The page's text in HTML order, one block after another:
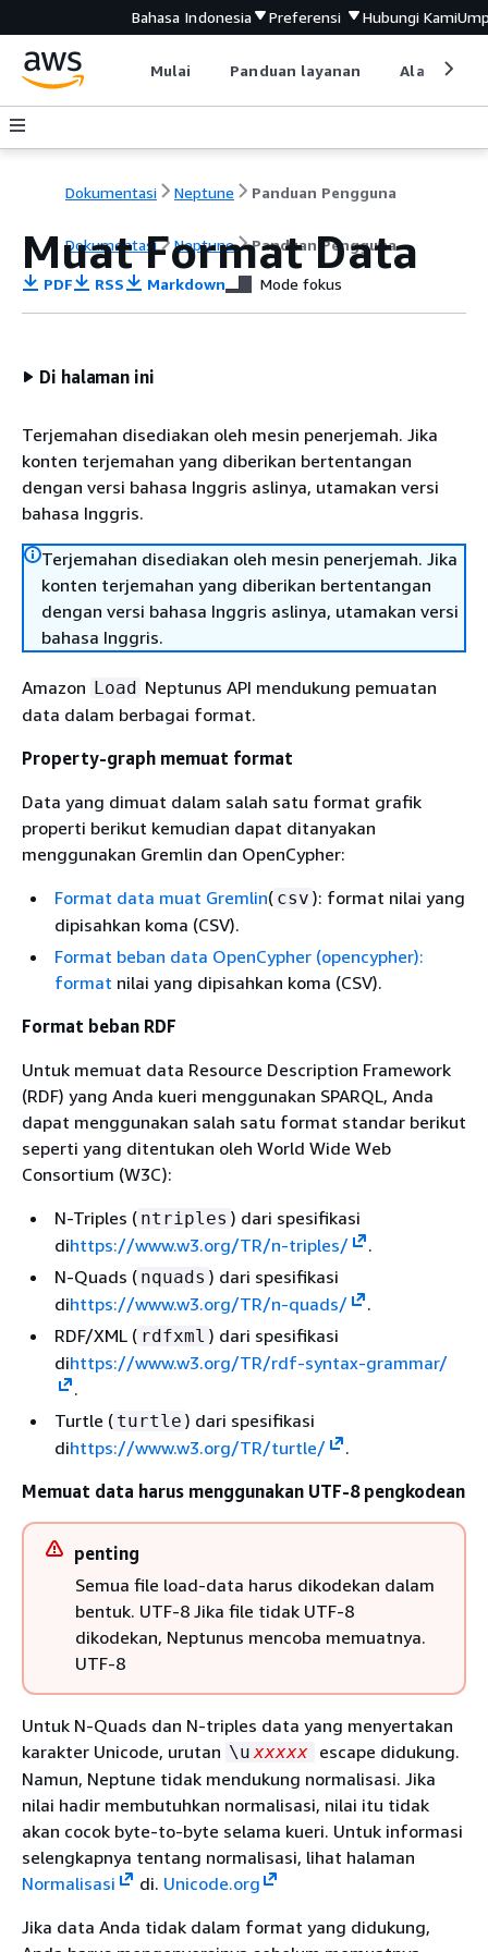
Bahasa Indonesia Preferensi Hubungi Kami
Mulai Panduan layanan Alat
Dokumentasi Neptune Panduan Pengguna
Dokumentasi Neptune Panduan Pengguna
Muat Format Data
PDF RSS Markdown Mode fokus
Di halaman ini
Terjemahan disediakan oleh mesin penerjemah. Jika
konten terjemahan yang diberikan bertentangan
dengan versi bahasa Inggris aslinya, utamakan versi
bahasa Inggris.
Terjemahan disediakan oleh mesin penerjemah. Jika
konten terjemahan yang diberikan bertentangan
dengan versi bahasa Inggris aslinya, utamakan versi
bahasa Inggris.
Amazon Load Neptunus API mendukung pemuatan
data dalam berbagai format.
Property-graph memuat format
Data yang dimuat dalam salah satu format grafik
properti berikut kemudian dapat ditanyakan
menggunakan Gremlin dan OpenCypher:
Format data muat Gremlin( csv ): format nilai yang
dipisahkan koma (CSV).
Format beban data OpenCypher (opencypher):
format nilai yang dipisahkan koma (CSV).
Format beban RDF
Untuk memuat data Resource Description Framework
(RDF) yang Anda kueri menggunakan SPARQL, Anda
dapat menggunakan salah satu format standar berikut
seperti yang ditentukan oleh World Wide Web
Consortium (W3C):
N-Triples ( ntriples ) dari spesifikasi
dihttps://www.w3.org/TR/n-triples/
.
N-Quads ( nquads ) dari spesifikasi
dihttps://www.w3.org/TR/n-quads/
.
RDF/XML ( rdfxml ) dari spesifikasi
dihttps://www.w3.org/TR/rdf-syntax-grammar/
.
Turtle ( turtle ) dari spesifikasi
dihttps://www.w3.org/TR/turtle/
.
Memuat data harus menggunakan UTF-8 pengkodean
penting
Semua file load-data harus dikodekan dalam
bentuk. UTF-8 Jika file tidak UTF-8
dikodekan, Neptunus mencoba memuatnya.
UTF-8
Untuk N-Quads dan N-triples data yang menyertakan
karakter Unicode, urutan \u xxxxx escape didukung.
Namun, Neptune tidak mendukung normalisasi. Jika
nilai hadir membutuhkan normalisasi, nilai itu tidak
akan cocok byte-to-byte selama kueri. Untuk informasi
selengkapnya tentang normalisasi, lihat halaman
Normalisasi
di. Unicode.org
Jika data Anda tidak dalam format yang didukung,